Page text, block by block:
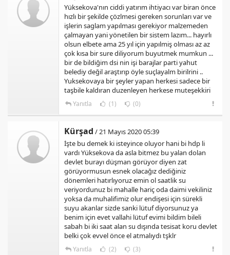
Yüksekova'nın ciddi yatırım ihtiyacı var biran önce
hızlı bir şekilde çözlmesi gereken sorunları var ve
işlerin saglam yapılması gerekiyor malzemeden
çalmayan yani yönetilen bir sistem lazım... hayırlı
olsun elbete ama 25 yıl için yapılmiş olması az az
çok kısa bir sure diliyorum buyutmek mumkun ...
bir de bildiğim dsi nin işi barajlar parti yahut
belediy değil araştırıp öyle suçlayalm birilrini ..
Yuksekovaya bir şeyler yapan herkesi sadece bir
taşbile kaldıran duzenleyen herkese muteşekkiri
Yanıtla (1) (0)
Kürşad / 21 Mayıs 2020 05:39
İşte bu demek ki isteyince oluyor hani bi hdp li
vardı Yüksekova da asla bitmez bu yalan dolan
devlet burayı düşman görüyor diyen zat
görüyormusun esnek olacağız dediğiniz
dönemleri hatırlıyoruz emin ol saatlik su
veriyordunuz bi mahalle hariç oda daimi vekiliniz
yoksa da muhalifimiz olur endişesi için sürekli
suyu akanlar sizde sanki lütuf diyorsunuz ya
benim için evet vallahi lütuf evimi bildim bileli
sabah bi iki saat alan su dışında tesisat koru devlet
belki çok evvel önce el atmalıydı tşklr
Yanıtla (2) (3)